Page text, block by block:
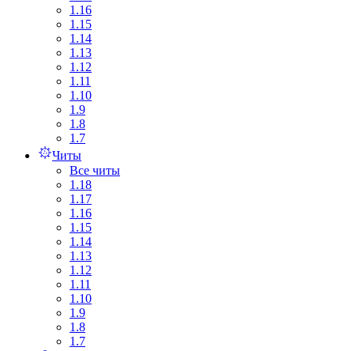
1.16
1.15
1.14
1.13
1.12
1.11
1.10
1.9
1.8
1.7
Читы
Все читы
1.18
1.17
1.16
1.15
1.14
1.13
1.12
1.11
1.10
1.9
1.8
1.7